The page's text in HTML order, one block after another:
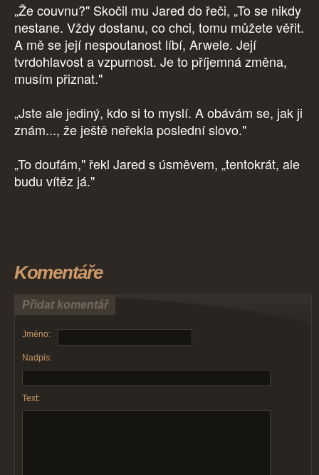
„Že couvnu?" Skočil mu Jared do řeči, „To se nikdy
nestane. Vždy dostanu, co chci, tomu můžete věřit.
A mě se její nespoutanost líbí, Arwele. Její
tvrdohlavost a vzpurnost. Je to příjemná změna,
musím přiznat."
„Jste ale jediný, kdo si to myslí. A obávám se, jak ji
znám..., že ještě neřekla poslední slovo."
„To doufám," řekl Jared s úsměvem, „tentokrát, ale
budu vítěz já."
Komentáře
Přidat komentář
Jméno:
Nadpis:
Text: